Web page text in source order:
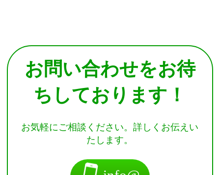
お問い合わせをお待
ちしております！
お気軽にご相談ください。詳しくお伝えい
たします。